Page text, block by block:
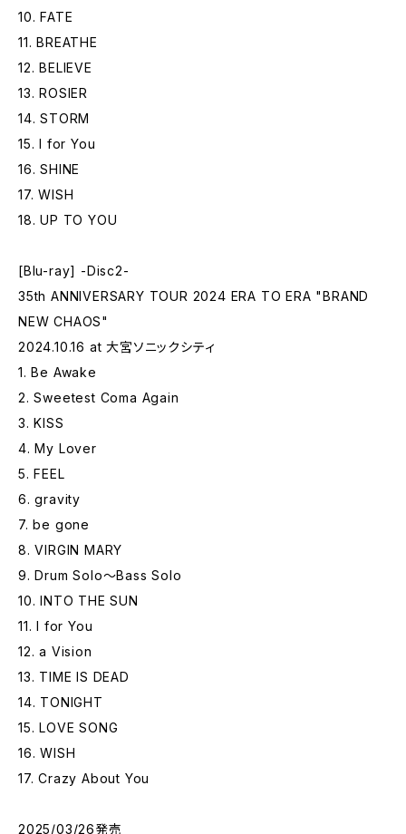
10. FATE
11. BREATHE
12. BELIEVE
13. ROSIER
14. STORM
15. I for You
16. SHINE
17. WISH
18. UP TO YOU
[Blu-ray] -Disc2-
35th ANNIVERSARY TOUR 2024 ERA TO ERA "BRAND
NEW CHAOS"
2024.10.16 at 大宮ソニックシティ
1. Be Awake
2. Sweetest Coma Again
3. KISS
4. My Lover
5. FEEL
6. gravity
7. be gone
8. VIRGIN MARY
9. Drum Solo～Bass Solo
10. INTO THE SUN
11. I for You
12. a Vision
13. TIME IS DEAD
14. TONIGHT
15. LOVE SONG
16. WISH
17. Crazy About You
2025/03/26発売